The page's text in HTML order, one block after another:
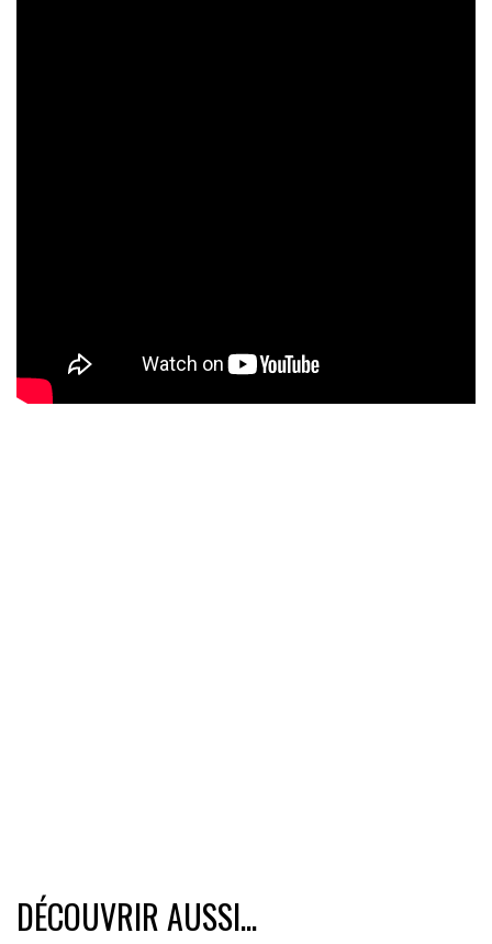
DÉCOUVRIR AUSSI...